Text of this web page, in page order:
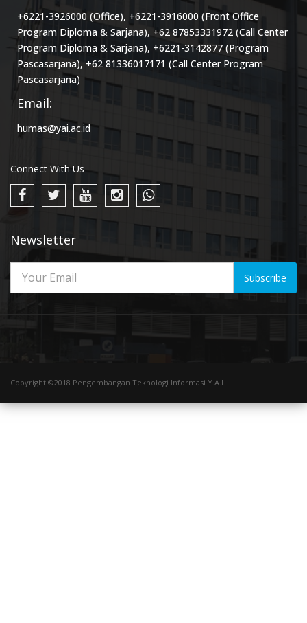
+6221-3926000 (Office), +6221-3916000 (Front Office
Program Diploma & Sarjana), +62 87853331972 (Call Center
Program Diploma & Sarjana), +6221-3142877 (Program
Pascasarjana), +62 81336017171 (Call Center Program
Pascasarjana)
Email:
humas@yai.ac.id
Connect With Us
Newsletter
Subscribe
Copyright ©2018 Pengembangan Teknologi Informasi Y.A.I